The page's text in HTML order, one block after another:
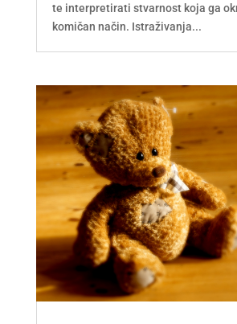
te interpretirati stvarnost koja ga
komičan način. Istraživanja...